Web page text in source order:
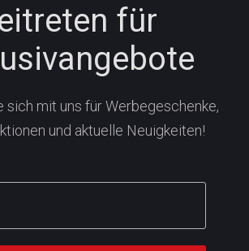
für
sich mit uns für Werbegeschenke,
und aktuelle Neuigkeiten!